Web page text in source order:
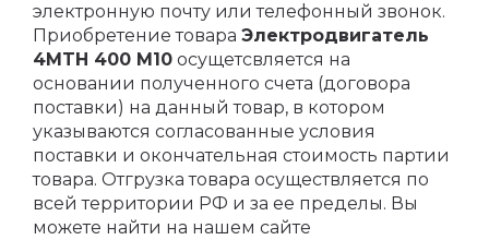
электронную почту или телефонный звонок.
Приобретение товара Электродвигатель
4MTH 400 M10 осущетсвляется на
основании полученного счета (договора
поставки) на данный товар, в котором
указываются согласованные условия
поставки и окончательная стоимость партии
товара. Отгрузка товара осуществляется по
всей территории РФ и за ее пределы. Вы
можете найти на нашем сайте